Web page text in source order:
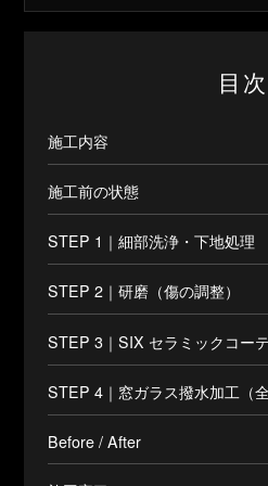
目次
施工内容
施工前の状態
STEP 1｜細部洗浄・下地処理
STEP 2｜研磨（傷の調整）
STEP 3｜SIX セラミックコー
STEP 4｜窓ガラス撥水加工（全
Before / After